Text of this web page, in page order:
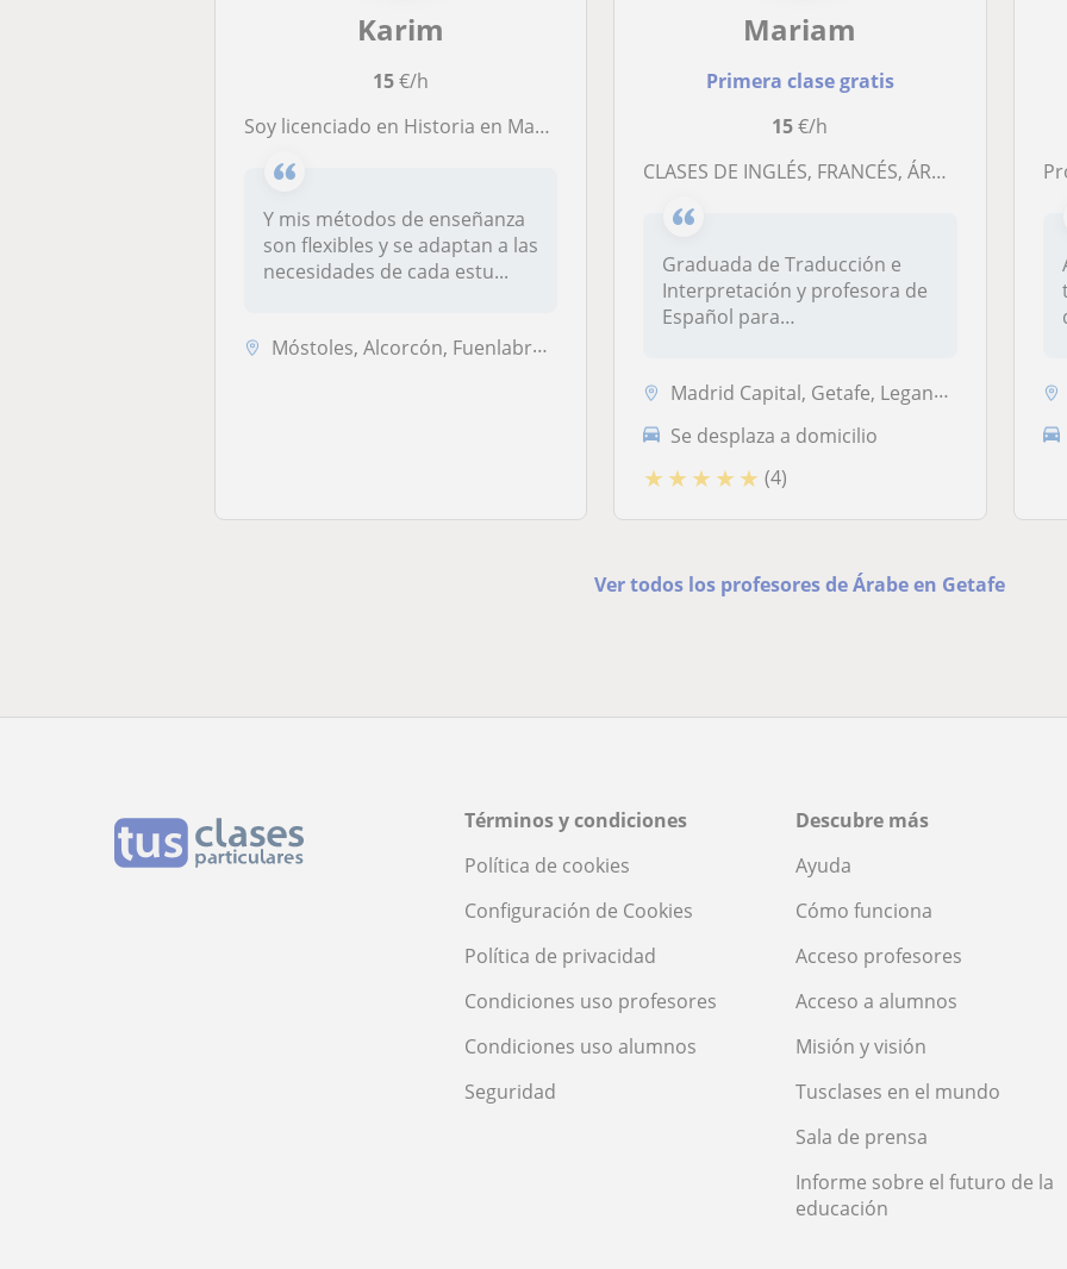
Karim
15€/h
Soy licenciado en Historia en Marruecos, y el árabe es mi lengua materna, la cual dominó a la perfección. Mis métodos de enseñan
Y mis métodos de enseñanza
son flexibles y se adaptan a las
necesidades de cada estu...
Móstoles, Alcorcón, Fuenlabrada, Villaviciosa de Odón, Arroyomolinos (...
Mariam
Primera clase gratis
15€/h
CLASES DE INGLÉS, FRANCÉS, ÁRABE Y ESPAÑOL PARA EXTRANJEROS
Graduada de Traducción e
Interpretación y profesora de
Español para
Madrid Capital, Getafe, Leganés, Pozuelo de Alarcón
Se desplaza a domicilio
★ ★ ★ ★ ★ (4)
Ver todos los profesores de Árabe en Getafe
Términos y condiciones
Política de cookies
Configuración de Cookies
Política de privacidad
Condiciones uso profesores
Condiciones uso alumnos
Seguridad
Descubre más
Ayuda
Cómo funciona
Acceso profesores
Acceso a alumnos
Misión y visión
Tusclases en el mundo
Sala de prensa
Informe sobre el futuro de la
educación